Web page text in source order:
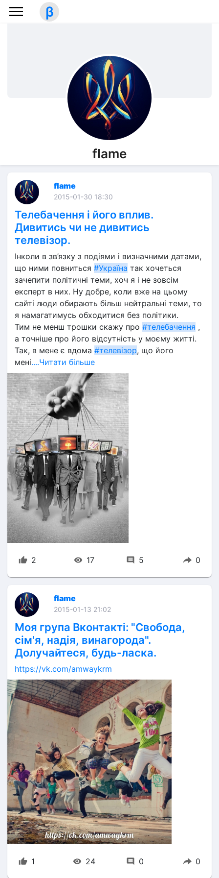
β
flame
flame
2015-01-30 18:30
Телебачення і його вплив.
Дивитись чи не дивитись
телевізор.
Інколи в зв’язку з подіями і визначними датами,
що ними повниться #Україна так хочеться
зачепити політичні теми, хоч я і не зовсім
експерт в них. Ну добре, коли вже на цьому
сайті люди обирають більш нейтральні теми, то
я намагатимусь обходитися без політики.
Тим не менш трошки скажу про #телебачення ,
а точніше про його відсутність у моєму житті.
Так, в мене є вдома #телевізор, що його
мені....Читати більше
2 17 5 0
flame
2015-01-13 21:02
Моя група Вконтакті: "Свобода,
сім'я, надія, винагорода".
Долучайтеся, будь-ласка.
https://vk.com/amwaykrm
1 24 0 0